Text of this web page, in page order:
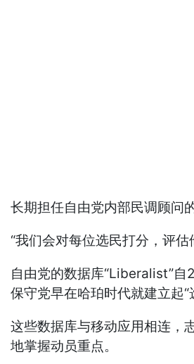
长期担任自由党内部民调顾问
“我们会对每位选民打分，评
自由党的数据库“Liberalist”
保守党早在哈珀时代就建立起
这些数据库与移动应用相连，
地掌握动员重点。